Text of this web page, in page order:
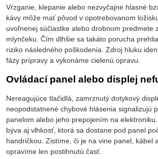
Vŕzganie, klepanie alebo nezvyčajne hlasné
kávy môže mať pôvod v opotrebovanom
uvoľnenej súčiastke alebo drobnom predmete
mlynčeku. Čím dlhšie sa takáto porucha
riziko následného poškodenia. Zdroj hluku
fázy prípravy a vykonáme cielenú opravu.
Ovládací panel alebo displej
Nereagujúce tlačidlá, zamrznutý dotykový
neopodstatnené chybové hlásenia signalizujú
panelom alebo jeho prepojením na
býva aj vlhkosť, ktorá sa dostane pod panel
handričkou. Zistíme, či je na vine panel, kábel
opravíme len postihnutú časť.